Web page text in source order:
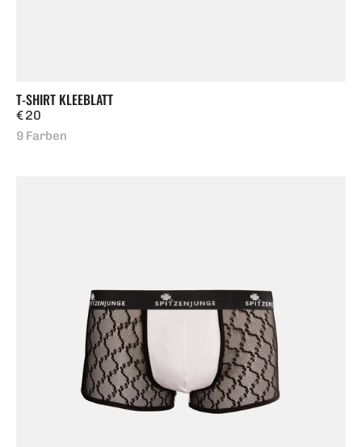
T-SHIRT KLEEBLATT
Regulärer
Preis
€ 20
9 Farben